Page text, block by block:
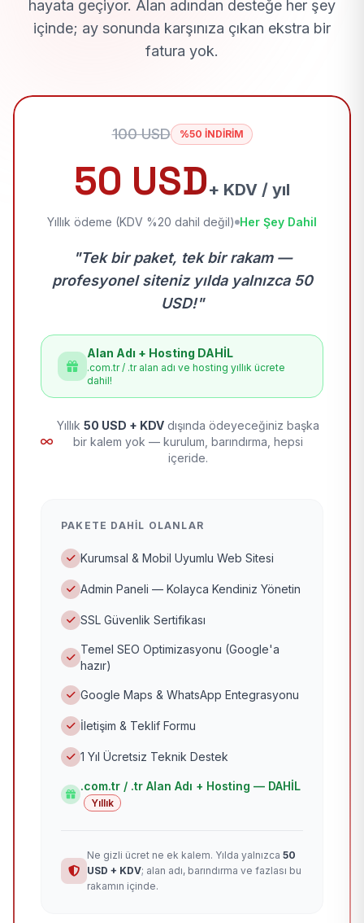
hayata geçiyor. Alan adından desteğe her şey
içinde; ay sonunda karşınıza çıkan ekstra bir
fatura yok.
100 USD %50 İNDİRİM
50 USD+ KDV / yıl
Yıllık ödeme (KDV %20 dahil değil) Her Şey Dahil
"Tek bir paket, tek bir rakam —
profesyonel siteniz yılda yalnızca 50
USD!"
Alan Adı + Hosting DAHİL
.com.tr / .tr alan adı ve hosting yıllık ücrete
dahil!
Yıllık 50 USD + KDV dışında ödeyeceğiniz başka
bir kalem yok — kurulum, barındırma, hepsi
içeride.
PAKETE DAHIL OLANLAR
Kurumsal & Mobil Uyumlu Web Sitesi
Admin Paneli — Kolayca Kendiniz Yönetin
SSL Güvenlik Sertifikası
Temel SEO Optimizasyonu (Google'a
hazır)
Google Maps & WhatsApp Entegrasyonu
İletişim & Teklif Formu
1 Yıl Ücretsiz Teknik Destek
.com.tr / .tr Alan Adı + Hosting — DAHİL
Yıllık
Ne gizli ücret ne ek kalem. Yılda yalnızca 50
USD + KDV; alan adı, barındırma ve fazlası bu
rakamın içinde.